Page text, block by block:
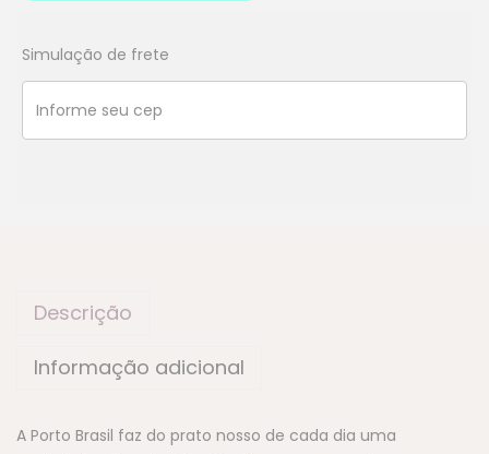
Simulação de frete
Descrição
Informação adicional
A Porto Brasil faz do prato nosso de cada dia uma